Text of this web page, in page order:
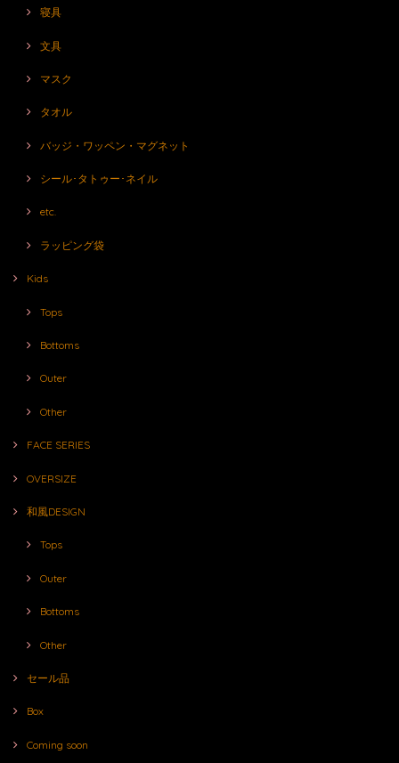
寝具
文具
マスク
タオル
バッジ・ワッペン・マグネット
シール･タトゥー･ネイル
etc.
ラッピング袋
Kids
Tops
Bottoms
Outer
Other
FACE SERIES
OVERSIZE
和風DESIGN
Tops
Outer
Bottoms
Other
セール品
Box
Coming soon